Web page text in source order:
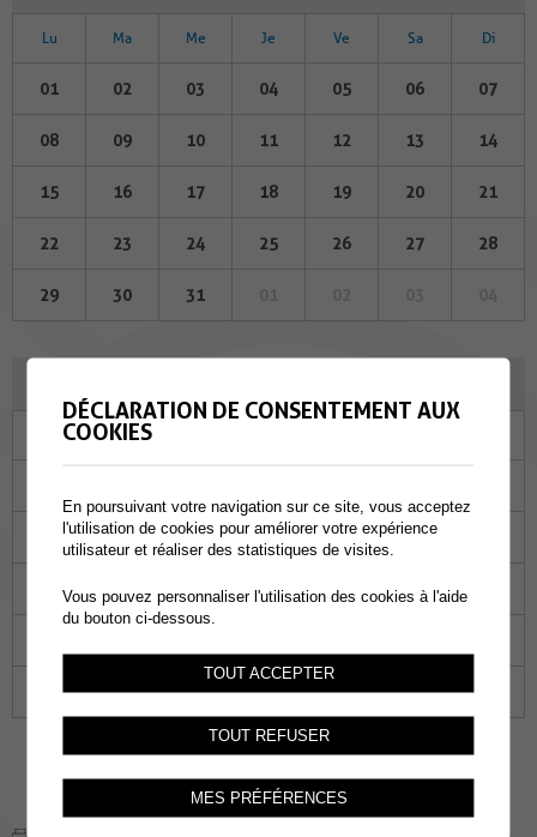
Lu Ma Me Je Ve Sa Di
01 02 03 04 05 06 07
08 09 10 11 12 13 14
15 16 17 18 19 20 21
22 23 24 25 26 27 28
29 30 31
Ma
06 07 08 09 10
15 16 17
27 28 29 30 01
DÉCLARATION DE CONSENTEMENT AUX
COOKIES
En poursuivant votre navigation sur ce site, vous acceptez
l'utilisation de cookies pour améliorer votre expérience
utilisateur et réaliser des statistiques de visites.
Vous pouvez personnaliser l'utilisation des cookies à l'aide
du bouton ci-dessous.
TOUT ACCEPTER
TOUT REFUSER
MES PRÉFÉRENCES